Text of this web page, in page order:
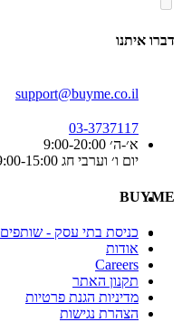
דברו איתנו
support@buyme.co.il
03-3737117
א׳-ה׳ 9:00-20:00
יום ו׳ וערבי חג 9:00-15:00
BUYME
כניסת בתי עסק - שותפים
אודות
Careers
תקנון האתר
מדיניות הגנת פרטיות
הצהרת נגישות